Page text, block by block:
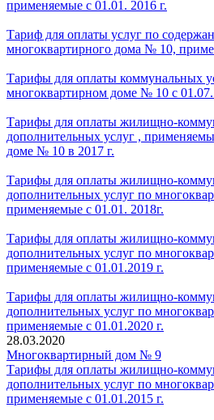
применяемые с 01.01. 2016 г.
Тариф для оплаты услуг по
многоквартирного дома № 10,
Тарифы для оплаты коммунальных
многоквартирном доме № 10 с 01.07.
Тарифы для оплаты жилищно-
дополнительных услуг ,
доме № 10 в 2017 г.
Тарифы для оплаты жилищно-
дополнительных услуг по
применяемые с 01.01. 2018г.
Тарифы для оплаты жилищно-
дополнительных услуг по
применяемые с 01.01.2019 г.
Тарифы для оплаты жилищно-
дополнительных услуг по
применяемые с 01.01.2020 г.
28.03.2020
Многоквартирный дом № 9
Тарифы для оплаты жилищно-
дополнительных услуг по
применяемые с 01.01.2015 г.